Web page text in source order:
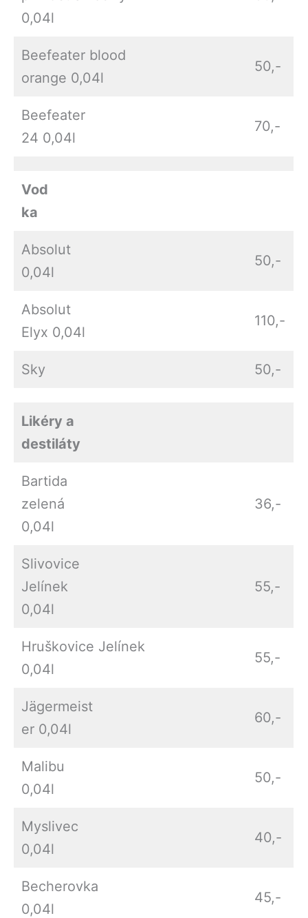
0,04l
Beefeater blood
orange 0,04l
50,-
Beefeater
24 0,04l
70,-
Vod
ka
Absolut
0,04l
50,-
Absolut
Elyx 0,04l
110,-
Sky 50,-
Likéry a
destiláty
Bartida
zelená
0,04l
36,-
Slivovice
Jelínek
0,04l
55,-
Hruškovice Jelínek
0,04l
55,-
Jägermeist
er 0,04l
60,-
Malibu
0,04l
50,-
Myslivec
0,04l
40,-
Becherovka
0,04l
45,-